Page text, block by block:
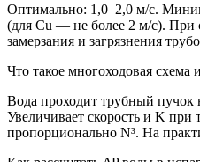
Оптимально: 1,0–2,0 м/с.
(для Cu — не более 2 м/с). При
замерзания и загрязнения
Что такое многоходовая схема
Вода проходит трубный пучок
Увеличивает скорость и K при
пропорционально N³. На